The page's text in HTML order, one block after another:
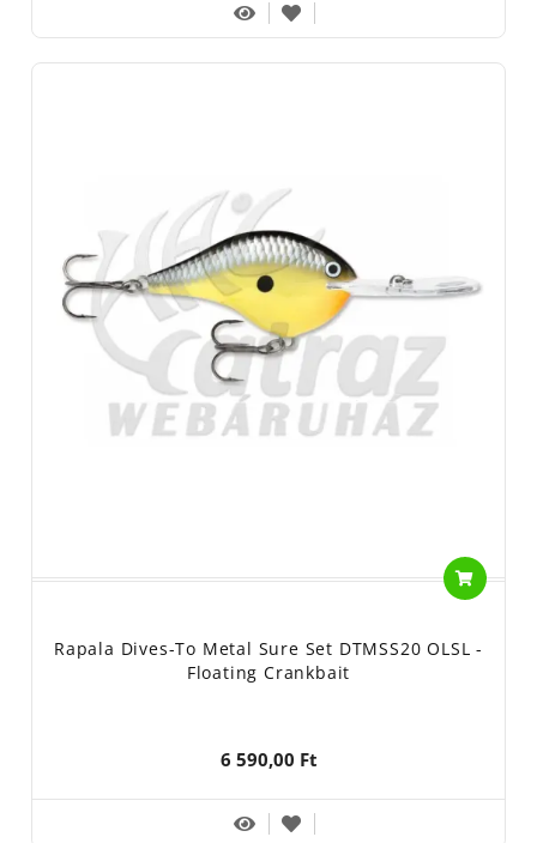
Rapala Dives-To Metal Sure Set DTMSS20 OLSL -
Floating Crankbait
6 590,00 Ft